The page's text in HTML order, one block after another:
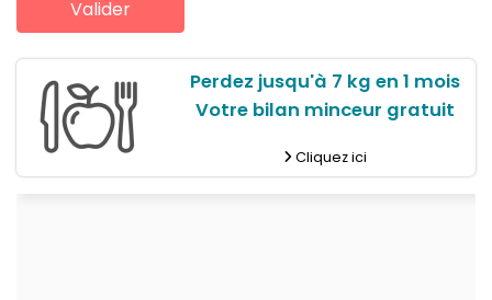
Perdez jusqu'à 7 kg en 1 mois
Votre bilan minceur gratuit
Cliquez ici